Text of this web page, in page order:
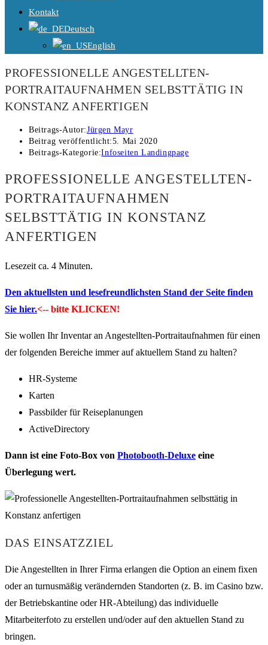
Kontakt
Deutsch
English
PROFESSIONELLE ANGESTELLTEN-
PORTRAITAUFNAHMEN SELBSTTÄTIG IN
KONSTANZ ANFERTIGEN
Beitrags-Autor:Jürgen Mayr
Beitrag veröffentlicht:5. Mai 2020
Beitrags-Kategorie:Infoseiten Landingpage
PROFESSIONELLE ANGESTELLTEN-
PORTRAITAUFNAHMEN
SELBSTTÄTIG IN KONSTANZ
ANFERTIGEN
Lesezeit ca. 4 Minuten.
Den aktuellsten und lesefreundlichsten Stand der Seite finden
Sie hier.<-- bitte KLICKEN!
Sie wollen Ihr Inventar an Angestellten-Portraitaufnahmen für einen
der folgenden Bereiche immer auf aktuellem Stand zu halten?
HR-Systeme
Karten
Passbilder für Reiseplanungen
ActiveDirectory
Dann ist eine Foto-Box von Photobooth-Deluxe eine
Überlegung wert.
DAS EINSATZZIEL
Die Angestellten in Ihrer Firma erlangen die Option an einem fixen
oder an turnusmäßig verändernden Standorten (z. B. im Casino bzw.
der Betriebskantine oder HR-Abteilung) das individuelle
Mitarbeiterfoto zu erstellen und/oder auf den aktuellen Stand zu
bringen.